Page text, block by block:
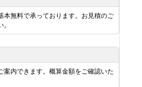
本無料で承っております。お見積のご
内できます。概算金額をご確認いた